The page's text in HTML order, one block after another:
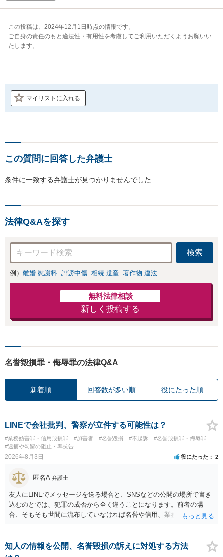
この投稿は、2024年12月1日時点の情報です。
ご自身の責任のもと適法性・有用性を考慮してご利用いただくようお願いい
たします。
マイリストに入れる
この質問に回答した弁護士
条件に一致する弁護士が見つかりませんでした
法律Q&Aを探す
検索
例） 離婚 慰謝料 誹謗中傷 相続 遺産 著作物 違法
無料法律相談
新しく投稿する
名誉毀損罪・侮辱罪の法律Q&A
新着順 回答数が多い順 役にたった順
LINEで会社批判、警察が立件する可能性は？
#業務妨害罪・信用毀損罪 #加害者 #名誉毀損 #不起訴
#名誉毀損罪・侮辱罪
#逮捕や勾留の阻止・準抗告
2026年8月3日 役にたった 2
匿名A 弁護士
友人にLINEでメッセージを送る場合と、SNSなどの公開の場所で書き
込むのとでは、犯罪の成否から全く違うことになります。前者の場
合、そもそも世間に流布していなければ名誉や信用、業務にかかる犯
知人の情報を公開、名誉毀損の訴えに対処する方法